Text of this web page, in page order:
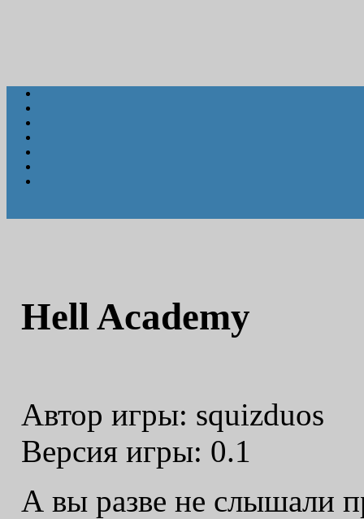
Hell Academy
Автор игры: squizduos
Версия игры: 0.1
А вы разве не слышали